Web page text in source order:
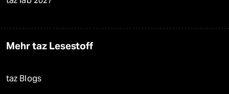
Mehr taz Lesestoff
taz Blogs